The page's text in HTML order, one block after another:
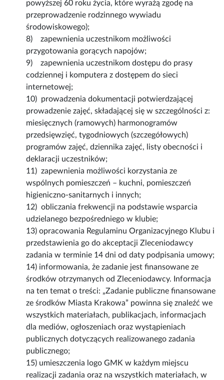
powyższej 60 roku życia, które wyrażą zgodę na
przeprowadzenie rodzinnego wywiadu
środowiskowego);
8) zapewnienia uczestnikom możliwości
przygotowania gorących napojów;
9) zapewnienia uczestnikom dostępu do prasy
codziennej i komputera z dostępem do sieci
internetowej;
10) prowadzenia dokumentacji potwierdzającej
prowadzenie zajęć, składającej się w szczególności z:
miesięcznych (ramowych) harmonogramów
przedsięwzięć, tygodniowych (szczegółowych)
programów zajęć, dziennika zajęć, listy obecności i
deklaracji uczestników;
11) zapewnienia możliwości korzystania ze
wspólnych pomieszczeń – kuchni, pomieszczeń
higieniczno-sanitarnych i innych;
12) obliczania frekwencji na podstawie wsparcia
udzielanego bezpośredniego w klubie;
13) opracowania Regulaminu Organizacyjnego Klubu i
przedstawienia go do akceptacji Zleceniodawcy
zadania w terminie 14 dni od daty podpisania umowy;
14) informowania, że zadanie jest finansowane ze
środków otrzymanych od Zleceniodawcy. Informacja
na ten temat o treści: „Zadanie publiczne finansowane
ze środków Miasta Krakowa” powinna się znaleźć we
wszystkich materiałach, publikacjach, informacjach
dla mediów, ogłoszeniach oraz wystąpieniach
publicznych dotyczących realizowanego zadania
publicznego;
15) umieszczenia logo GMK w każdym miejscu
realizacji zadania oraz na wszystkich materiałach, w